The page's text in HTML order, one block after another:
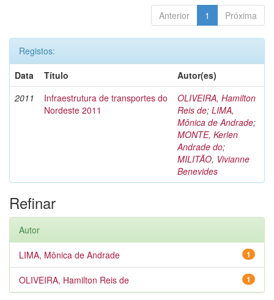
Anterior 1 Próxima
Registos:
Data
Título
Autor(es)
2011
Infraestrutura de transportes do
Nordeste 2011
OLIVEIRA, Hamilton
Reis de; LIMA,
Mônica de Andrade;
MONTE, Kerlen
Andrade do;
MILITÃO, Vivianne
Benevides
Refinar
Autor
1
LIMA, Mônica de Andrade
1
OLIVEIRA, Hamilton Reis de